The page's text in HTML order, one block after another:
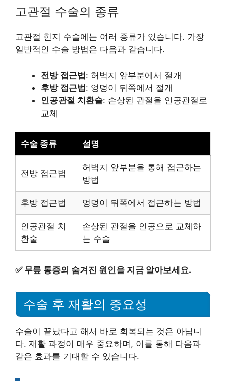
고관절 수술의 종류
고관절 힌지 수술에는 여러 종류가 있습니다. 가장
일반적인 수술 방법은 다음과 같습니다.
전방 접근법: 허벅지 앞부분에서 절개
후방 접근법: 엉덩이 뒤쪽에서 절개
인공관절 치환술: 손상된 관절을 인공관절로
교체
수술 종류 설명
전방 접근법
허벅지 앞부분을 통해 접근하는
방법
후방 접근법 엉덩이 뒤쪽에서 접근하는 방법
인공관절 치
환술
손상된 관절을 인공으로 교체하
는 수술
✅ 무릎 통증의 숨겨진 원인을 지금 알아보세요.
수술 후 재활의 중요성
수술이 끝났다고 해서 바로 회복되는 것은 아닙니
다. 재활 과정이 매우 중요하며, 이를 통해 다음과
같은 효과를 기대할 수 있습니다.